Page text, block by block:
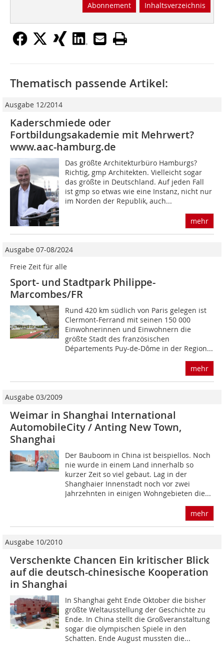
Abonnement Inhaltsverzeichnis
Thematisch passende Artikel:
Ausgabe 12/2014
Kaderschmiede oder
Fortbildungsakademie mit Mehrwert?
www.aac-hamburg.de
Das größte Architekturbüro Hamburgs?
Richtig, gmp Architekten. Vielleicht sogar
das größte in Deutschland. Auf jeden Fall
ist gmp so etwas wie eine Instanz, nicht nur
im Norden der Republik, auch...
mehr
Ausgabe 07-08/2024
Freie Zeit für alle
Sport- und Stadtpark Philippe-
Marcombes/FR
Rund 420 km südlich von Paris gelegen ist
Clermont-Ferrand mit seinen 150 000
Einwohnerinnen und Einwohnern die
größte Stadt des französischen
Départements Puy-de-Dôme in der Region...
mehr
Ausgabe 03/2009
Weimar in Shanghai International
AutomobileCity / Anting New Town,
Shanghai
Der Bauboom in China ist beispiellos. Noch
nie wurde in einem Land innerhalb so
kurzer Zeit so viel gebaut. Lag in der
Shanghaier Innenstadt noch vor zwei
Jahrzehnten in einigen Wohngebieten die...
mehr
Ausgabe 10/2010
Verschenkte Chancen Ein kritischer Blick
auf die deutsch-chinesische Kooperation
in Shanghai
In Shanghai geht Ende Oktober die bisher
größte Weltausstellung der Geschichte zu
Ende. In China stellt die Großveranstaltung
sogar die olympischen Spiele in den
Schatten. Ende August mussten die...